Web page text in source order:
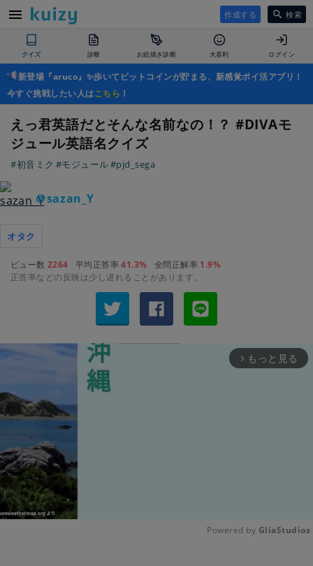
作成する 検索
クイズ 診断 お絵描き診断 大喜利 ログイン
新登場『aruco』✨歩いてビットコインが貯まる、新感覚ポイ活アプリ！
今すぐ挑戦したい人はこちら ！
えっ君英語だとそんな名前なの！？ #DIVAモ
ジュール英語名クイズ
#初音ミク #モジュール#pjd_sega
＠sazan_Y
オタク
ビュー数 2264 平均正答率41.3% 全問正解率 1.9%
正答率などの反映は少し遅れることがあります。
arrow_forward_ios もっと見る
Powered by GliaStudios